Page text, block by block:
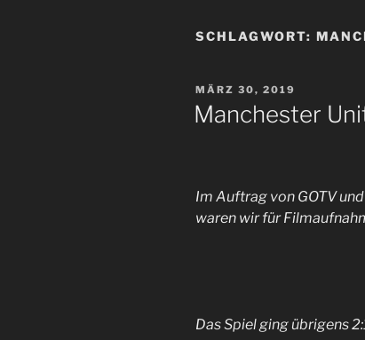
SCHLAGWORT:
VERÖFFENTLICHT
AM
MÄRZ 30, 2019
Manchester
Im Auftrag von GOTV
waren wir für
Das Spiel ging übrigens